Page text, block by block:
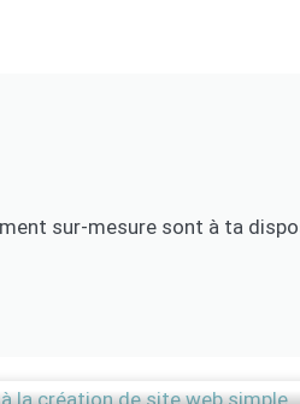
sur-mesure sont à ta